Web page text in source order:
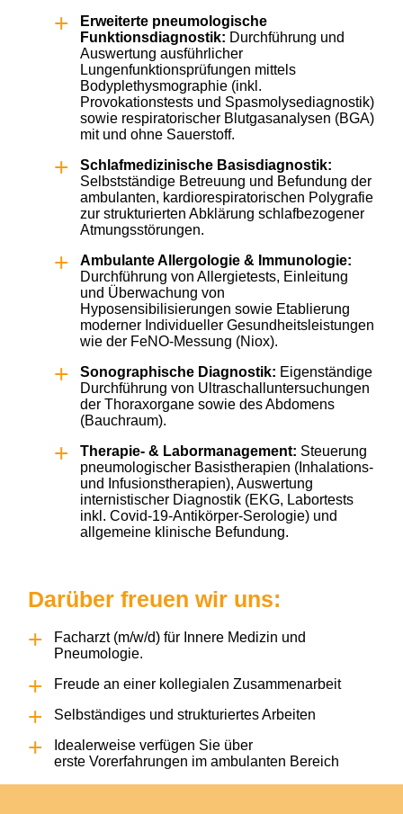
Erweiterte pneumologische
Funktionsdiagnostik: Durchführung und
Auswertung ausführlicher
Lungenfunktionsprüfungen mittels
Bodyplethysmographie (inkl.
Provokationstests und Spasmolysediagnostik)
sowie respiratorischer Blutgasanalysen (BGA)
mit und ohne Sauerstoff.
Schlafmedizinische Basisdiagnostik:
Selbstständige Betreuung und Befundung der
ambulanten, kardiorespiratorischen Polygrafie
zur strukturierten Abklärung schlafbezogener
Atmungsstörungen.
Ambulante Allergologie & Immunologie:
Durchführung von Allergietests, Einleitung
und Überwachung von
Hyposensibilisierungen sowie Etablierung
moderner Individueller Gesundheitsleistungen
wie der FeNO-Messung (Niox).
Sonographische Diagnostik: Eigenständige
Durchführung von Ultraschalluntersuchungen
der Thoraxorgane sowie des Abdomens
(Bauchraum).
Therapie- & Labormanagement: Steuerung
pneumologischer Basistherapien (Inhalations-
und Infusionstherapien), Auswertung
internistischer Diagnostik (EKG, Labortests
inkl. Covid-19-Antikörper-Serologie) und
allgemeine klinische Befundung.
Darüber freuen wir uns:
Facharzt (m/w/d) für Innere Medizin und
Pneumologie.
Freude an einer kollegialen Zusammenarbeit
Selbständiges und strukturiertes Arbeiten
Idealerweise verfügen Sie über
erste Vorerfahrungen im ambulanten Bereich